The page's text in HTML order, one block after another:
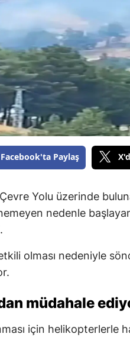
Facebook'ta Paylaş
Yolu üzerinde
nedenle
olması nedeniyle
müdahale
için helikopterlerle